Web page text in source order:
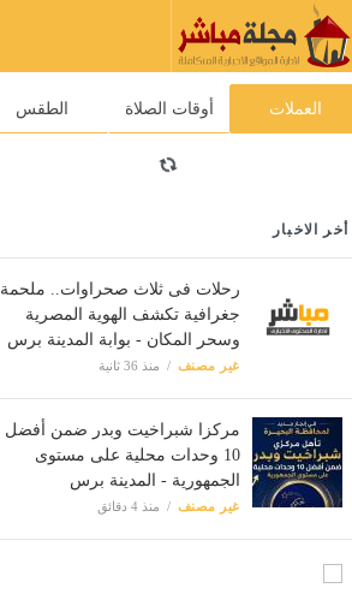
العملات أوقات الصلاة الطقس
أخر الاخبار
رحلات فى ثلاث صحراوات.. ملحمة
جغرافية تكشف الهوية المصرية
وسحر المكان - بوابة المدينة برس
غير مصنف منذ 36 ثانية
مركزا شبراخيت وبدر ضمن أفضل
10 وحدات محلية على مستوى
الجمهورية - المدينة برس
غير مصنف منذ 4 دقائق